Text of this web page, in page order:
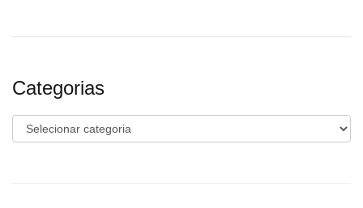
Categorias
Categorias